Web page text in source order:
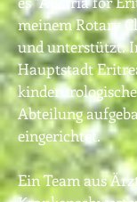
meinem Rotary
und unterstützt.
Hauptstadt
Abteilung
eingerichtet.
Ein Team aus